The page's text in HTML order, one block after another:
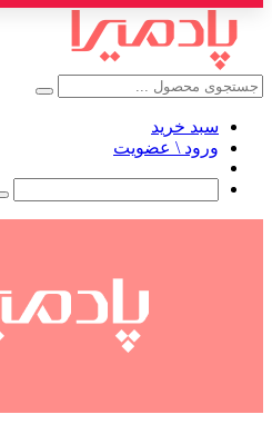
سبد خرید
ورود \ عضویت